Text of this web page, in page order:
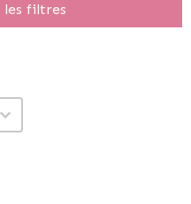
les filtres